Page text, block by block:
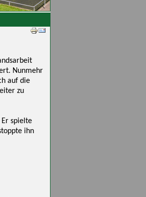
Nunmehr
auf die
zu
spielte
ihn